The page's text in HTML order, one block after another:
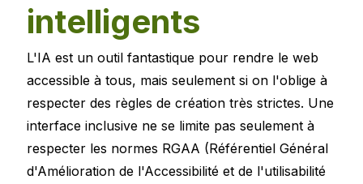
intelligents
L'IA est un outil fantastique pour rendre le web
accessible à tous, mais seulement si on l'oblige à
respecter des règles de création très strictes. Une
interface inclusive ne se limite pas seulement à
respecter les normes RGAA (Référentiel Général
d'Amélioration de l'Accessibilité et de l'utilisabilité